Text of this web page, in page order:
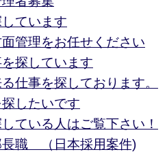
ています
管理をお任せください
探しています
仕事を探しております。
したいです
ている人はご覧下さい！
職 （日本採用案件)